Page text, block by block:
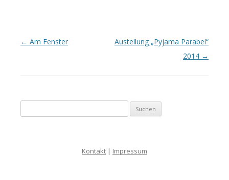
Artikel-Navigation
← Am Fenster
Austellung „Pyjama Parabel“
2014 →
Kontakt | Impressum